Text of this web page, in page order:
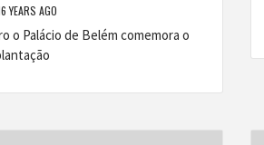
YEARS AGO
o Palácio de Belém comemora o